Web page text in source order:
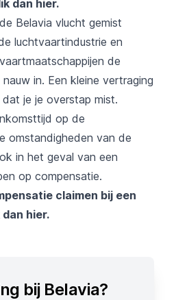
dan hier.
Belavia vlucht gemist
luchtvaartindustrie en
de
in. Een kleine vertraging
je je overstap mist.
op de
omstandigheden van de
in het geval van een
op compensatie.
claimen bij een
dan hier.
bij Belavia?